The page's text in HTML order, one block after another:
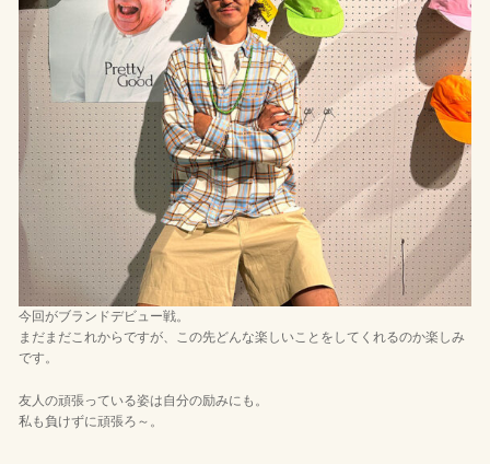
今回がブランドデビュー戦。
まだまだこれからですが、この先どんな楽しいことをしてくれるのか楽しみ
です。
友人の頑張っている姿は自分の励みにも。
私も負けずに頑張ろ～。